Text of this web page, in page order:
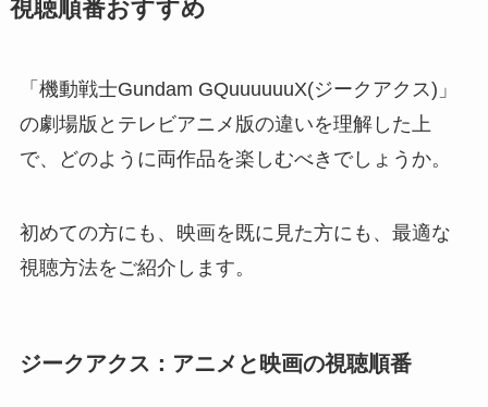
視聴順番おすすめ
「機動戦士Gundam GQuuuuuuX(ジークアクス)」
の劇場版とテレビアニメ版の違いを理解した上
で、どのように両作品を楽しむべきでしょうか。
初めての方にも、映画を既に見た方にも、最適な
視聴方法をご紹介します。
ジークアクス：アニメと映画の視聴順番